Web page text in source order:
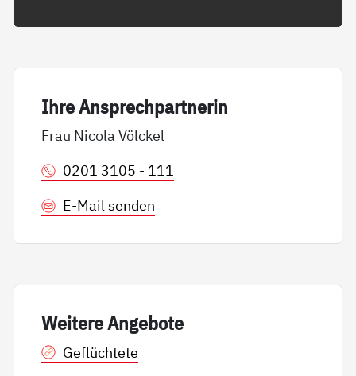
Ih­re An­sp­rech­part­ne­rin
Frau Nicola Völckel
0201 3105 - 111
E-Mail senden
Wei­te­re An­ge­bo­te
Geflüchtete